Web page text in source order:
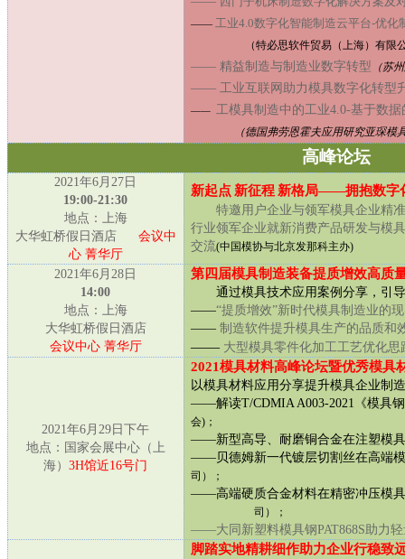
—— 工业4.0数字化智能制造云平台-优
（特必思软件贸易（上海）有限
—— 精益制造与制造业数字转型 （苏
—— 工业互联网助力模具数字化转型
—— 模具制造中的工业4.0-基于数
（德国弗劳恩霍夫应用研究亚琛模
高峰论坛
2021年6月27 日
19:00-21:30
地点：上海
大华虹桥假日酒店
会议中
心 菁华厅
新起点 新征程 新格局——拥抱数字
特邀用户企业与领军模具企业精
行业领军企业就新消费产品研发与模
交流(中国模协与北京发那科主办)
2021年6月 28 日
14:00
地点：上海
大华虹桥假日酒店
会议中心 菁华厅
第四届模具制造装备提质增效高质
通过模具技术应用案例分享，引
——“提质增效”新时代模具制造业的
—— 制造软件提升模具生产的品质和
——大型模具零件化加工工艺优化思
2021年6月 29 日下午
地点：国家会展中心（上
海）3H馆近16号门
2021模具材料高峰论坛暨优秀模具
以模具材料应用分享提升模具企业制
——解读T/CDMIA A003-2021《模具
会)；
——新型高导、耐磨铜合金在注塑模
——贝德姆新一代镀层切割丝在高端
司）；
——高端硬质合金材料在精密冲压模
司 ）；
——大同新塑料模具钢PAT868S助力
脚踏实地精耕细作助力企业行稳